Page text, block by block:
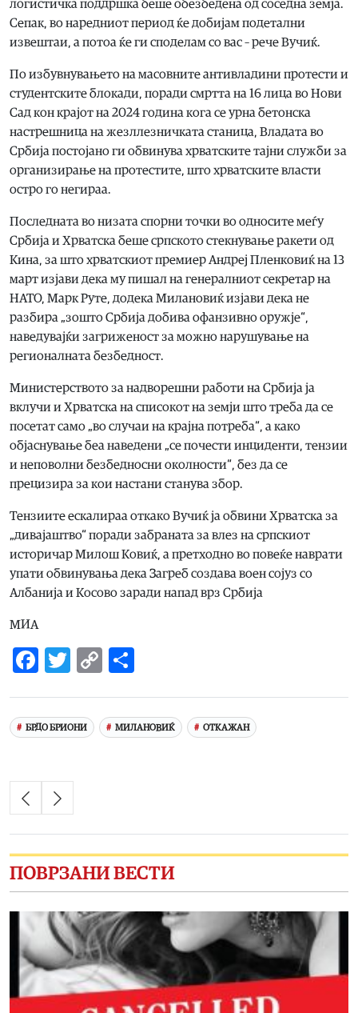
логистичка поддршка беше обезбедена од соседна земја.
Сепак, во наредниот период ќе добијам подетални
извештаи, а потоа ќе ги споделам со вас – рече Вучиќ.
По избувнувањето на масовните антивладини протести и
студентските блокади, поради смртта на 16 лица во Нови
Сад кон крајот на 2024 година кога се урна бетонска
настрешница на жезллезничката станица, Владата во
Србија постојано ги обвинува хрватските тајни служби за
организирање на протестите, што хрватските власти
остро го негираа.
Последната во низата спорни точки во односите меѓу
Србија и Хрватска беше српското стекнување ракети од
Кина, за што хрватскиот премиер Андреј Пленковиќ на 13
март изјави дека му пишал на генералниот секретар на
НАТО, Марк Руте, додека Милановиќ изјави дека не
разбира „зошто Србија добива офанзивно оружје“,
наведувајќи загриженост за можно нарушување на
регионалната безбедност.
Министерството за надворешни работи на Србија ја
вклучи и Хрватска на списокот на земји што треба да се
посетат само „во случаи на крајна потреба“, а како
објаснување беа наведени „се почести инциденти, тензии
и неповолни безбедносни околности“, без да се
прецизира за кои настани станува збор.
Тензиите ескалираа откако Вучиќ ја обвини Хрватска за
„дивајаштво“ поради забраната за влез на српскиот
историчар Милош Ковиќ, а претходно во повеќе наврати
упати обвинувања дека Загреб создава воен сојуз со
Албанија и Косово заради напад врз Србија
МИА
Facebook
Twitter
Copy
БРДО БРИОНИ МИЛАНОВИЌ ОТКАЖАН
ПОВРЗАНИ ВЕСТИ